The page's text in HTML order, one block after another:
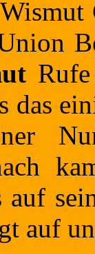
Rufe
das
auf
auf